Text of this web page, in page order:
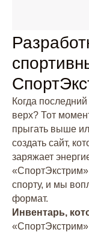
Когда
верх? Тот
прыгать выше
создать сайт,
заряжает
«СпортЭкстрим»
спорту, и мы
формат.
Инвентарь,
«СпортЭкстрим»